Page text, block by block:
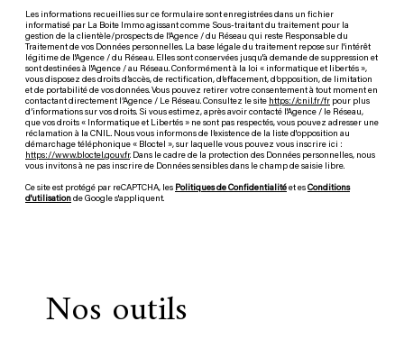
Les informations recueillies sur ce formulaire sont enregistrées dans un fichier
informatisé par La Boite Immo agissant comme Sous-traitant du traitement pour la
gestion de la clientèle/prospects de l'Agence / du Réseau qui reste Responsable du
Traitement de vos Données personnelles. La base légale du traitement repose sur l'intérêt
légitime de l'Agence / du Réseau. Elles sont conservées jusqu'à demande de suppression et
sont destinées à l'Agence / au Réseau. Conformément à la loi « informatique et libertés »,
vous disposez des droits d’accès, de rectification, d’effacement, d’opposition, de limitation
et de portabilité de vos données. Vous pouvez retirer votre consentement à tout moment en
contactant directement l’Agence / Le Réseau. Consultez le site https://cnil.fr/fr pour plus
d’informations sur vos droits. Si vous estimez, après avoir contacté l'Agence / le Réseau,
que vos droits « Informatique et Libertés » ne sont pas respectés, vous pouvez adresser une
réclamation à la CNIL. Nous vous informons de l’existence de la liste d'opposition au
démarchage téléphonique « Bloctel », sur laquelle vous pouvez vous inscrire ici :
https://www.bloctel.gouv.fr. Dans le cadre de la protection des Données personnelles, nous
vous invitons à ne pas inscrire de Données sensibles dans le champ de saisie libre.
Ce site est protégé par reCAPTCHA, les Politiques de Confidentialité et es Conditions
d'utilisation de Google s'appliquent.
Nos outils